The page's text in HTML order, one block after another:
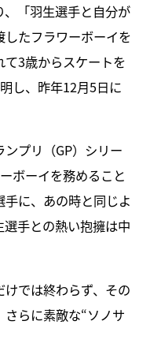
「羽生選手と自分が
たフラワーボーイを
3歳からスケートを
し、昨年12月5日に
プリ（GP）シリー
ボーイを務めること
に、あの時と同じよ
手との熱い抱擁は中
では終わらず、その
らに素敵な“ソノサ